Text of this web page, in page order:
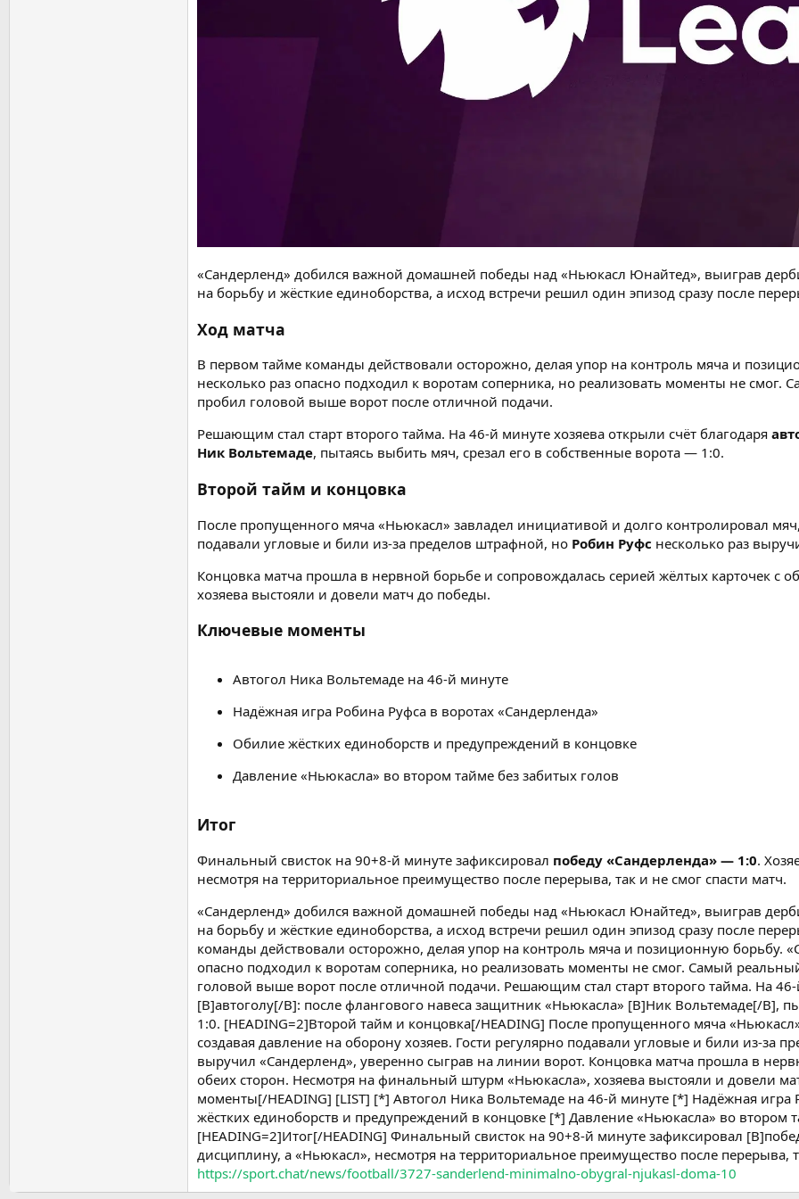
«Сандерленд» добился важной домашней победы над «Ньюкасл Юнайтед», выиграв
на борьбу и жёсткие единоборства, а исход встречи решил один эпизод сразу после
Ход матча
В первом тайме команды действовали осторожно, делая упор на контроль мяча и
несколько раз опасно подходил к воротам соперника, но реализовать моменты не
пробил головой выше ворот после отличной подачи.
Решающим стал старт второго тайма. На 46-й минуте хозяева открыли счёт благодаря
Ник Вольтемаде, пытаясь выбить мяч, срезал его в собственные ворота — 1:0.
Второй тайм и концовка
После пропущенного мяча «Ньюкасл» завладел инициативой и долго контролировал
подавали угловые и били из-за пределов штрафной, но Робин Руфс несколько раз
Концовка матча прошла в нервной борьбе и сопровождалась серией жёлтых карточек с
хозяева выстояли и довели матч до победы.
Ключевые моменты
Автогол Ника Вольтемаде на 46-й минуте
Надёжная игра Робина Руфса в воротах «Сандерленда»
Обилие жёстких единоборств и предупреждений в концовке
Давление «Ньюкасла» во втором тайме без забитых голов
Итог
Финальный свисток на 90+8-й минуте зафиксировал победу «Сандерленда» — 1:0.
несмотря на территориальное преимущество после перерыва, так и не смог спасти матч.
«Сандерленд» добился важной домашней победы над «Ньюкасл Юнайтед», выиграв
на борьбу и жёсткие единоборства, а исход встречи решил один эпизод сразу после
команды действовали осторожно, делая упор на контроль мяча и позиционную борьбу.
опасно подходил к воротам соперника, но реализовать моменты не смог. Самый
головой выше ворот после отличной подачи. Решающим стал старт второго тайма. На 46-
[B]автоголу[/B]: после флангового навеса защитник «Ньюкасла» [B]Ник Вольтемаде[/B],
1:0. [HEADING=2]Второй тайм и концовка[/HEADING] После пропущенного мяча
создавая давление на оборону хозяев. Гости регулярно подавали угловые и били из-за
выручил «Сандерленд», уверенно сыграв на линии ворот. Концовка матча прошла в
обеих сторон. Несмотря на финальный штурм «Ньюкасла», хозяева выстояли и довели
моменты[/HEADING] [LIST] [*] Автогол Ника Вольтемаде на 46-й минуте [*] Надёжная
жёстких единоборств и предупреждений в концовке [*] Давление «Ньюкасла» во втором
[HEADING=2]Итог[/HEADING] Финальный свисток на 90+8-й минуте зафиксировал
дисциплину, а «Ньюкасл», несмотря на территориальное преимущество после перерыва,
https://sport.chat/news/football/3727-sanderlend-minimalno-obygral-njukasl-doma-10